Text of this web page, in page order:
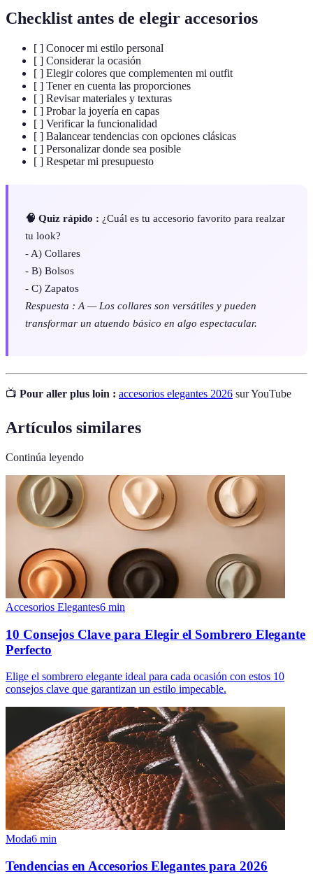
Checklist antes de elegir accesorios
[ ] Conocer mi estilo personal
[ ] Considerar la ocasión
[ ] Elegir colores que complementen mi outfit
[ ] Tener en cuenta las proporciones
[ ] Revisar materiales y texturas
[ ] Probar la joyería en capas
[ ] Verificar la funcionalidad
[ ] Balancear tendencias con opciones clásicas
[ ] Personalizar donde sea posible
[ ] Respetar mi presupuesto
🧠 Quiz rápido : ¿Cuál es tu accesorio favorito para realzar
tu look?
- A) Collares
- B) Bolsos
- C) Zapatos
Respuesta : A — Los collares son versátiles y pueden
transformar un atuendo básico en algo espectacular.
📺 Pour aller plus loin : accesorios elegantes 2026 sur YouTube
Artículos similares
Continúa leyendo
Accesorios Elegantes6 min
10 Consejos Clave para Elegir el Sombrero Elegante
Perfecto
Elige el sombrero elegante ideal para cada ocasión con estos 10
consejos clave que garantizan un estilo impecable.
Moda6 min
Tendencias en Accesorios Elegantes para 2026